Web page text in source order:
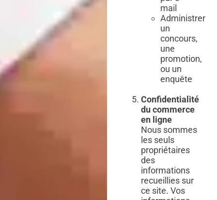
mail
Administrer
un
concours,
une
promotion,
ou un
enquête
Confidentialité
du commerce
en ligne
Nous sommes
les seuls
propriétaires
des
informations
recueillies sur
ce site. Vos